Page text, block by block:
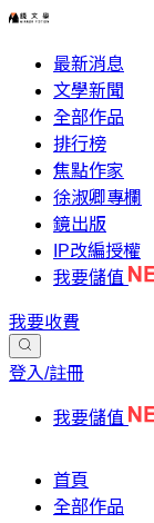
最新消息
文學新聞
全部作品
排行榜
焦點作家
徐淑卿專欄
鏡出版
IP改編授權
我要儲值
我要收費
登入/註冊
我要儲值
首頁
全部作品